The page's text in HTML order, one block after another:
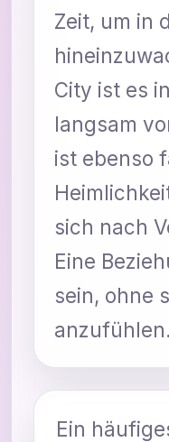
Zeit, um in
City ist es
langsam
ist ebenso
sich nach
Eine
sein, ohne
anzufühlen.
Ein